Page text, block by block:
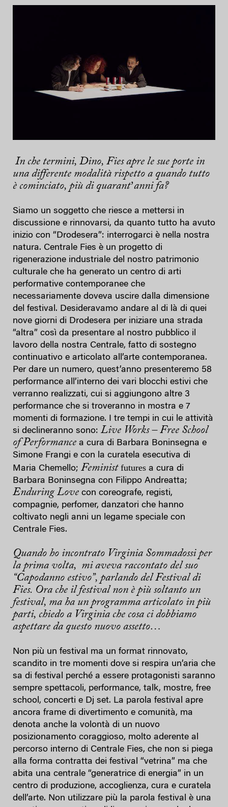
In che termini, Dino, Fies apre le sue porte in
una differente modalità rispetto a quando tutto
è cominciato, più di quarantʼanni fa?
Siamo un soggetto che riesce a mettersi in
discussione e rinnovarsi, da quanto tutto ha avuto
inizio con “Drodesera”: interrogarci è nella nostra
natura. Centrale Fies è un progetto di
rigenerazione industriale del nostro patrimonio
culturale che ha generato un centro di arti
performative contemporanee che
necessariamente doveva uscire dalla dimensione
del festival. Desideravamo andare al di là di quei
nove giorni di Drodesera per iniziare una strada
“altra” così da presentare al nostro pubblico il
lavoro della nostra Centrale, fatto di sostegno
continuativo e articolato all’arte contemporanea.
Per dare un numero, quest’anno presenteremo 58
performance all’interno dei vari blocchi estivi che
verranno realizzati, cui si aggiungono altre 3
performance che si troveranno in mostra e 7
momenti di formazione. I tre tempi in cui le attività
si declineranno sono: Live Works – Free School
of Performance a cura di Barbara Boninsegna e
Simone Frangi e con la curatela esecutiva di
Maria Chemello; Feminist futures a cura di
Barbara Boninsegna con Filippo Andreatta;
Enduring Love con coreografe, registi,
compagnie, perfomer, danzatori che hanno
coltivato negli anni un legame speciale con
Centrale Fies.
Quando ho incontrato Virginia Sommadossi per
la prima volta, mi aveva raccontato del suo
“Capodanno estivo”, parlando del Festival di
Fies. Ora che il festival non è più soltanto un
festival, ma ha un programma articolato in più
parti, chiedo a Virginia che cosa ci dobbiamo
aspettare da questo nuovo assetto…
Non più un festival ma un format rinnovato,
scandito in tre momenti dove si respira un’aria che
sa di festival perché a essere protagonisti saranno
sempre spettacoli, performance, talk, mostre, free
school, concerti e Dj set. La parola festival apre
ancora frame di divertimento e comunità, ma
denota anche la volontà di un nuovo
posizionamento coraggioso, molto aderente al
percorso interno di Centrale Fies, che non si piega
alla forma contratta dei festival “vetrina” ma che
abita una centrale “generatrice di energia” in un
centro di produzione, accoglienza, cura e curatela
dell’arte. Non utilizzare più la parola festival è una